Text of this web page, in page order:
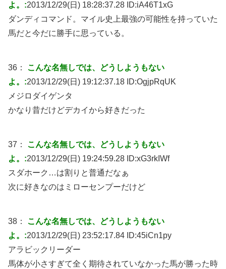
よ。:2013/12/29(日) 18:28:37.28 ID:iA46T1xG
ダンディコマンド。マイル史上最強の可能性を持っていた
馬だと今だに勝手に思っている。
36： こんな名無しでは、どうしようもない
よ。:2013/12/29(日) 19:12:37.18 ID:OgjpRqUK
メジロダイゲンタ
かなり昔だけどデカイから好きだった
37： こんな名無しでは、どうしようもない
よ。:2013/12/29(日) 19:24:59.28 ID:xG3rkIWf
スダホーク…は割りと普通だなぁ
次に好きなのはミローセンプーだけど
38： こんな名無しでは、どうしようもない
よ。:2013/12/29(日) 23:52:17.84 ID:45iCn1py
アラビックリーダー
馬体が小さすぎて全く期待されていなかった馬が勝った時